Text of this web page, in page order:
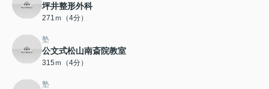
坪井整形外科
271ｍ（4分）
塾
公文式松山南斎院教室
315ｍ（4分）
塾